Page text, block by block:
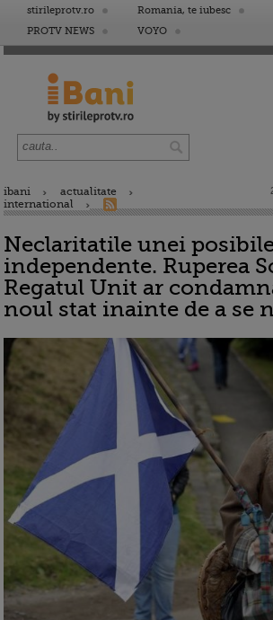
stirileprotv.ro Romania, te iubesc
PROTV NEWS
VOYO
ibani
actualitate
international
Neclaritatile unei
independente. Ruperea
Regatul Unit ar
noul stat inainte de a se